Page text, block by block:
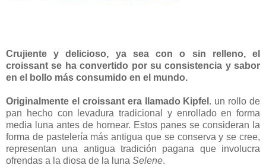
Crujiente y delicioso, ya sea con o sin relleno, el
croissant se ha convertido por su consistencia y sabor
en el bollo más consumido en el mundo.
Originalmente el croissant era llamado Kipfel . un rollo de
pan hecho con levadura tradicional y enrollado en forma
media luna antes de hornear. Estos panes se consideran la
forma de pastelería más antigua que se conserva y se cree,
representan una antigua tradición pagana que involucra
ofrendas a la diosa de la luna Selene.